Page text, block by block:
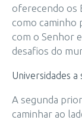
oferecendo os
como caminho
com o Senhor
desafios do
Universidades
A segunda
caminhar ao